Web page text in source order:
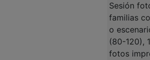
Sesión
familias
o
(80-120),
fotos